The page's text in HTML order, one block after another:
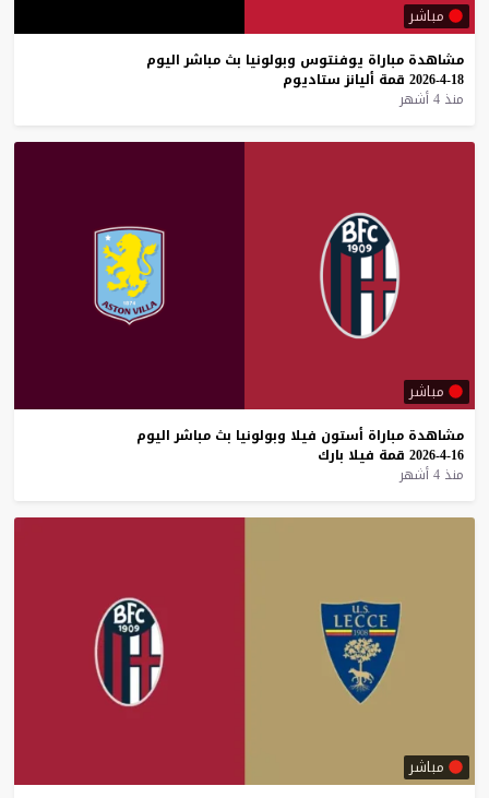
مباشر
مشاهدة مباراة يوفنتوس وبولونيا بث مباشر اليوم
18-4-2026
قمة أليانز ستاديوم
منذ 4 أشهر
مباشر
مشاهدة مباراة أستون فيلا وبولونيا بث مباشر اليوم
16-4-2026
قمة فيلا بارك
منذ 4 أشهر
مباشر